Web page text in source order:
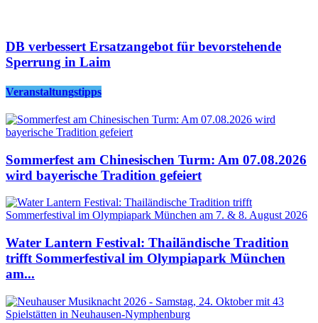
DB verbessert Ersatzangebot für bevorstehende
Sperrung in Laim
Veranstaltungstipps
Sommerfest am Chinesischen Turm: Am 07.08.2026
wird bayerische Tradition gefeiert
Water Lantern Festival: Thailändische Tradition
trifft Sommerfestival im Olympiapark München
am...